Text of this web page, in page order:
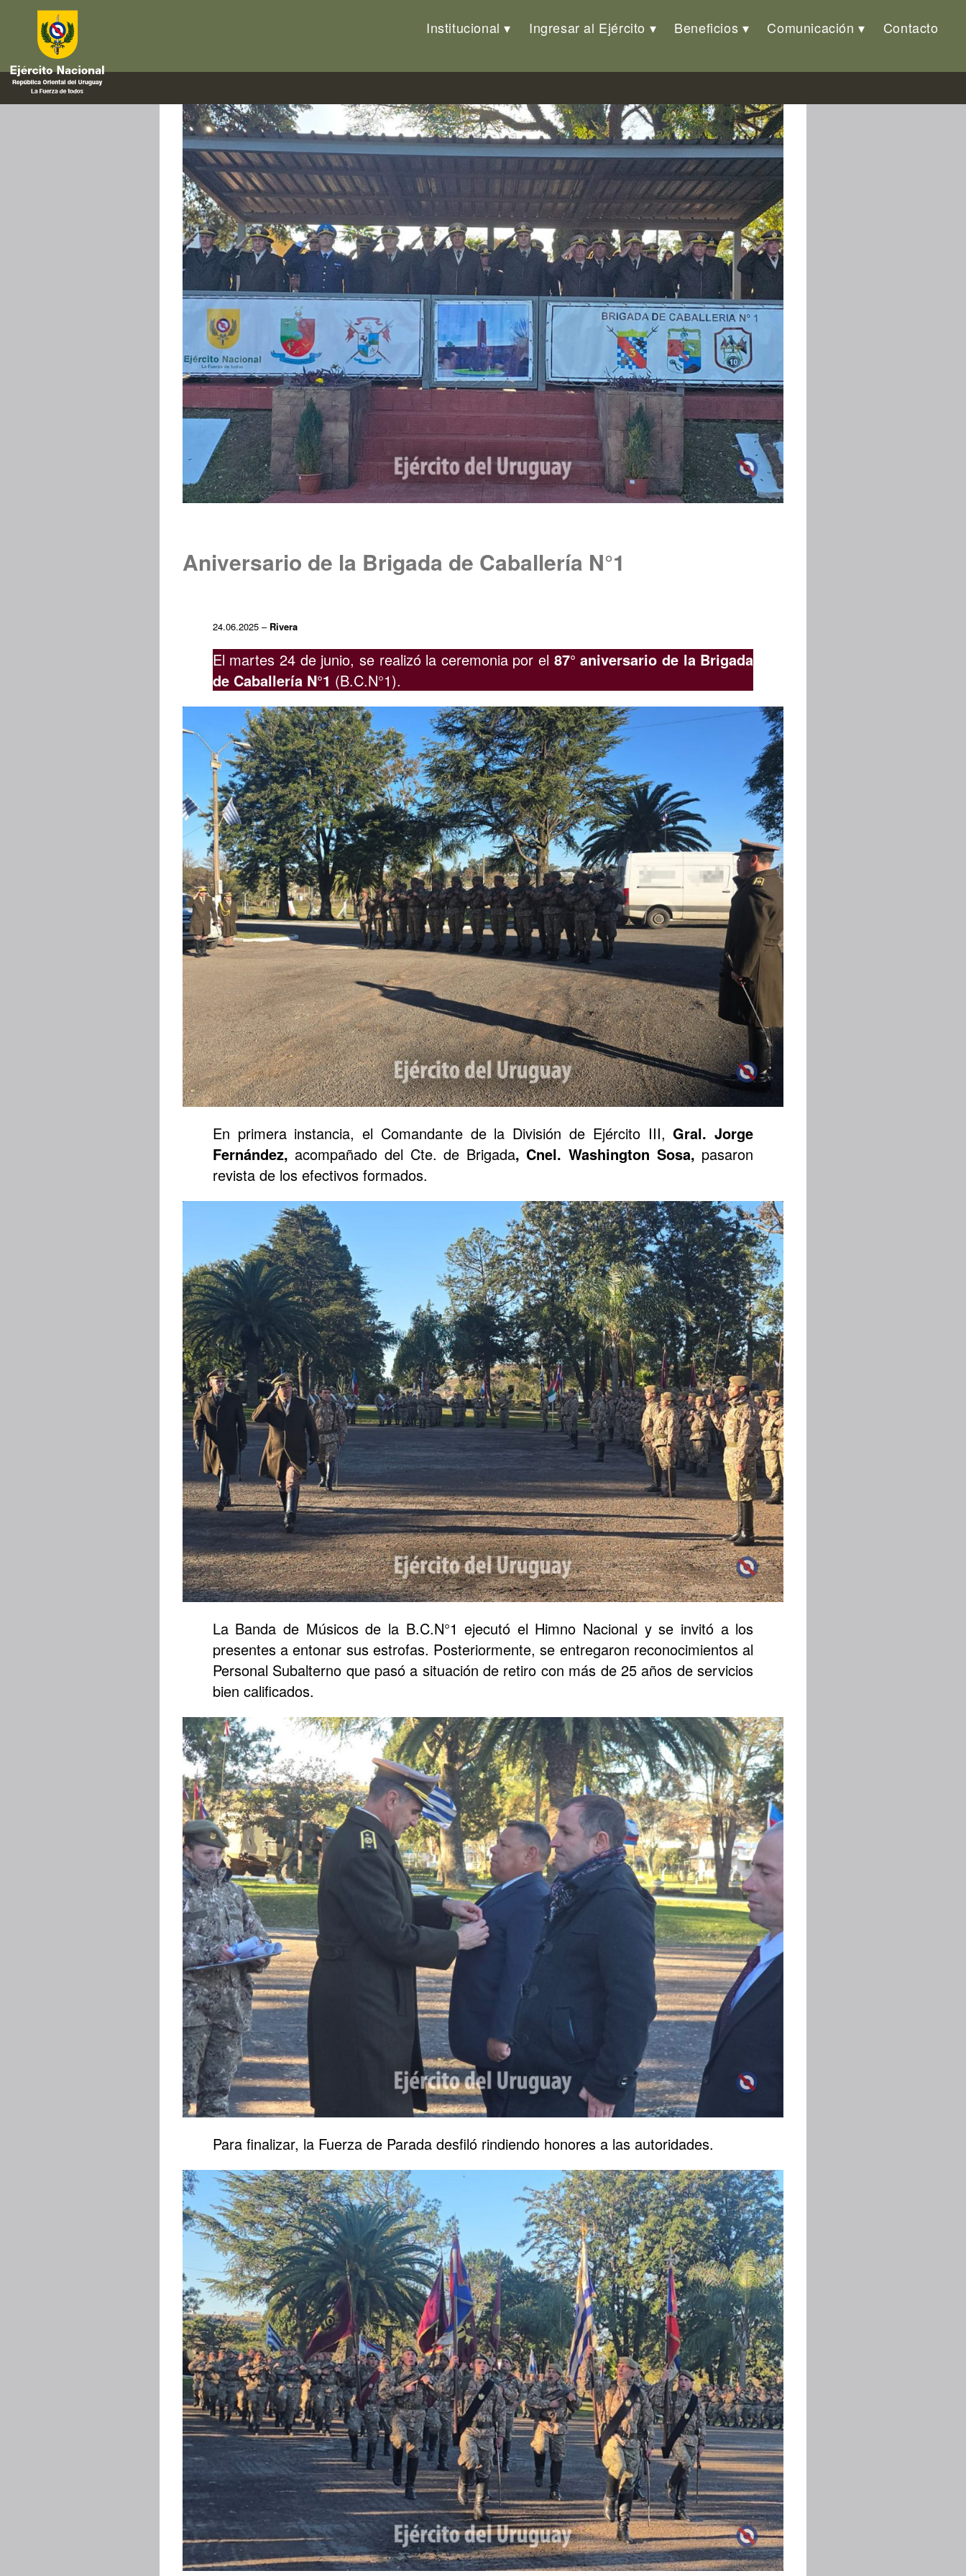
Institucional Ingresar al Ejército Beneficios Comunicación Contacto
Aniversario de la Brigada de Caballería N°1
24.06.2025 –Rivera
El martes 24 de junio, se realizó la ceremonia por el 87° aniversario de la Brigada
de Caballería N°1 (B.C.N°1).
En primera instancia, el Comandante de la División de Ejército III,Gral. Jorge
Fernández, acompañado del Cte. de Brigada, Cnel. Washington Sosa, pasaron
revista de los efectivos formados.
La Banda de Músicos de la B.C.N°1 ejecutó el Himno Nacional y se invitó a los
presentes a entonar sus estrofas. Posteriormente, se entregaron reconocimientos al
Personal Subalterno que pasó a situación de retiro con más de 25 años de servicios
bien calificados.
Para finalizar, la Fuerza de Parada desfiló rindiendo honores a las autoridades.